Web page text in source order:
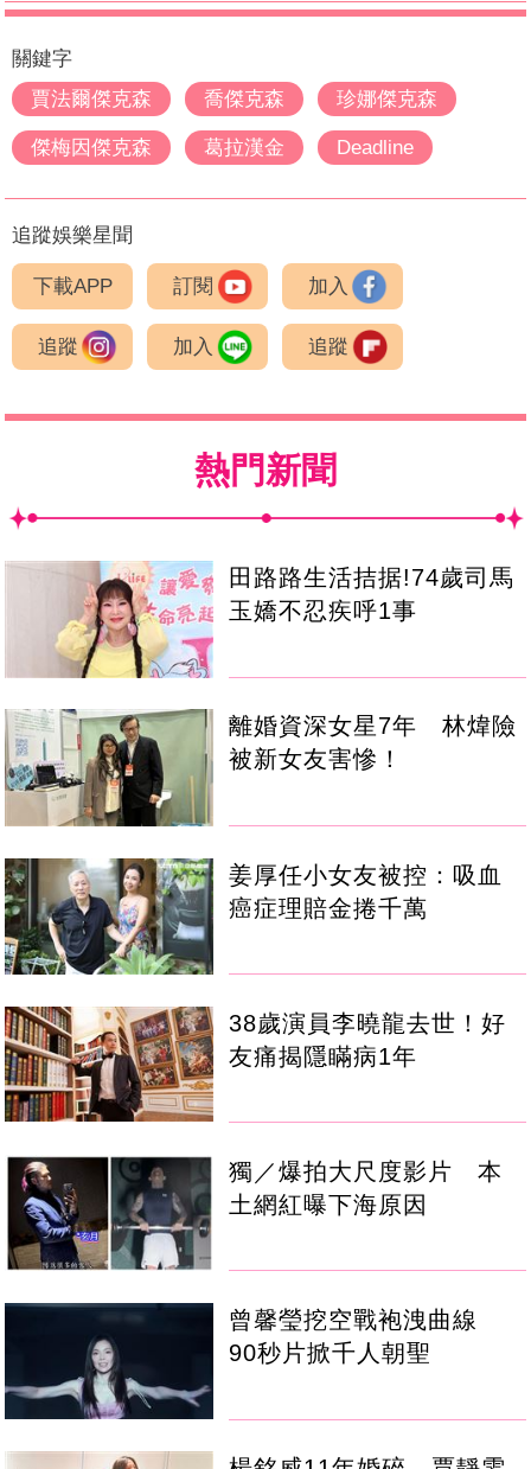
關鍵字
賈法爾傑克森
喬傑克森 珍娜傑克森
傑梅因傑克森 葛拉漢金 Deadline
追蹤娛樂星聞
下載APP 訂閱 加入
追蹤 加入 追蹤
熱門新聞
田路路生活拮据!74歲司馬
玉嬌不忍疾呼1事
離婚資深女星7年 林煒險
被新女友害慘！
姜厚任小女友被控：吸血
癌症理賠金捲千萬
38歲演員李曉龍去世！好
友痛揭隱瞞病1年
獨／爆拍大尺度影片 本
土網紅曝下海原因
曾馨瑩挖空戰袍洩曲線
90秒片掀千人朝聖